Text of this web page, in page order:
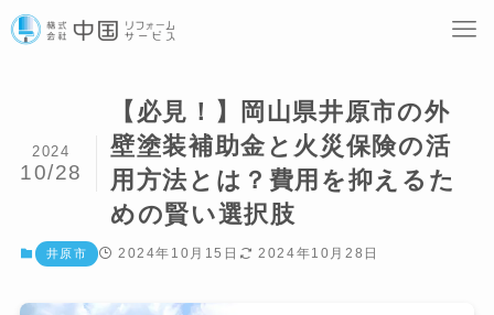
【必見！】岡山県井原市の外
壁塗装補助金と火災保険の活
用方法とは？費用を抑えるた
めの賢い選択肢
2024
10/28
井原市 2024年10月15日 2024年10月28日